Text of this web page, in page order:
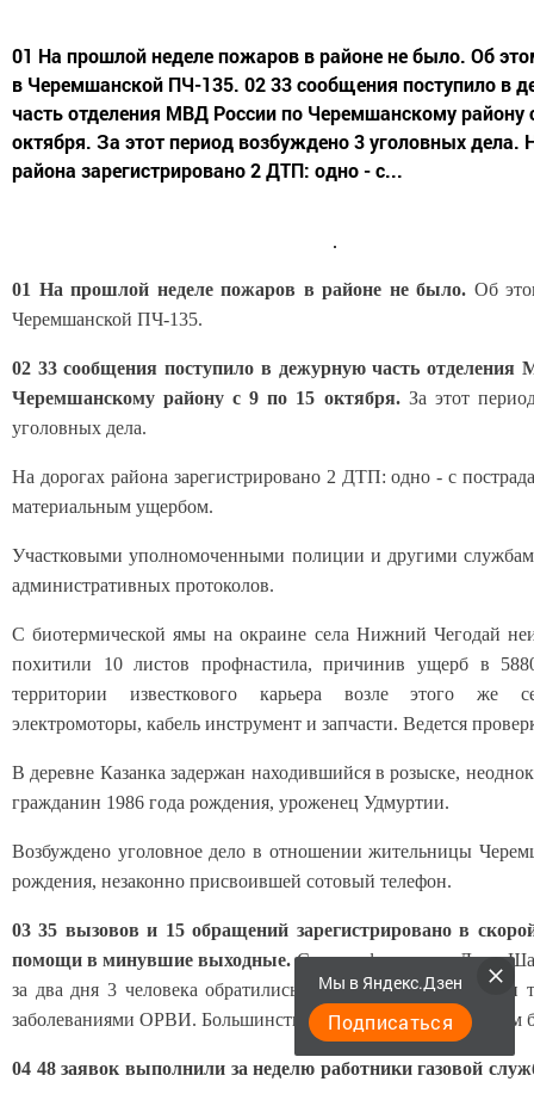
01 На прошлой неделе пожаров в районе не было. Об
в Черемшанской ПЧ-135. 02 33 сообщения поступило в
часть отделения МВД России по Черемшанскому району
октября. За этот период возбуждено 3 уголовных дела.
района зарегистрировано 2 ДТП: одно - с...
01 На прошлой неделе пожаров в районе не было. Об
Черемшанской ПЧ-135.
02 33 сообщения поступило в дежурную часть отделения
Черемшанскому району с 9 по 15 октября.За этот
уголовных дела.
На дорогах района зарегистрировано 2 ДТП: одно - с
материальным ущербом.
Участковыми уполномоченными полиции и другими
административных протоколов.
С биотермической ямы на окраине села Нижний Чегодай
похитили 10 листов профнастила, причинив ущерб в
территории известкового карьера возле этого же
электромоторы, кабель инструмент и запчасти. Ведется
В деревне Казанка задержан находившийся в розыске,
гражданин 1986 года рождения, уроженец Удмуртии.
Возбуждено уголовное дело в отношении жительницы
рождения, незаконно присвоившей сотовый телефон.
03 35 вызовов и 15 обращений зарегистрировано в
помощи в минувшие выходные.Со слов фельдшера Дили
за два дня 3 человека обратились за помощью с бытовыми
заболеваниями ОРВИ. Большинство вызовов - к хроническим
04 48 заявок выполнили за неделю работники газовой
Мы в Яндекс.Дзен
Подписаться